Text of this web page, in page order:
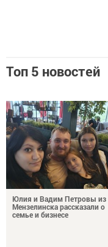
Топ 5 новостей
Юлия и Вадим Петровы из
Мензелинска рассказали о
семье и бизнесе